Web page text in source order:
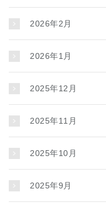
2026年2月
2026年1月
2025年12月
2025年11月
2025年10月
2025年9月